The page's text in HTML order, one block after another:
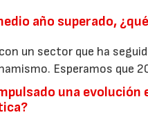
año superado,
un sector que ha
Esperamos que
una